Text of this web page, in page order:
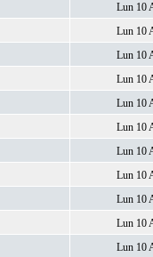
Lun 10
Lun 10
Lun 10
Lun 10
Lun 10
Lun 10
Lun 10
Lun 10
Lun 10
Lun 10
Lun 10